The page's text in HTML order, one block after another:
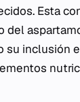
Esta
del
su inclusión